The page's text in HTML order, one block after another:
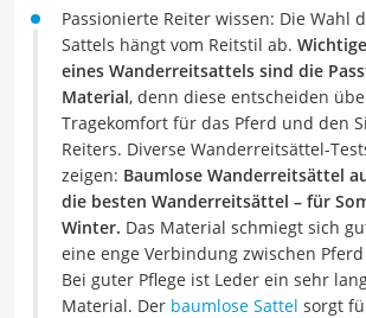
Passionierte Reiter wissen: Die Wahl
Sattels hängt vom Reitstil ab.
eines Wanderreitsattels sind die
Material, denn diese entscheiden
Tragekomfort für das Pferd und den
Reiters. Diverse Wanderreitsättel-
zeigen: Baumlose Wanderreitsättel
die besten Wanderreitsättel – für
Winter. Das Material schmiegt sich
eine enge Verbindung zwischen
Bei guter Pflege ist Leder ein sehr
Material. Der baumlose Sattel sorgt